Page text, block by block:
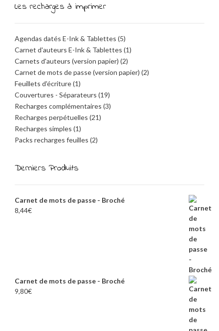
Les recharges à imprimer
Agendas datés E-Ink & Tablettes (5)
Carnet d'auteurs E-Ink & Tablettes (1)
Carnets d'auteurs (version papier) (2)
Carnet de mots de passe (version papier) (2)
Feuillets d'écriture(1)
Couvertures - Séparateurs (19)
Recharges complémentaires (3)
Recharges perpétuelles (21)
Recharges simples (1)
Packs recharges feuilles (2)
Derniers Produits
Carnet de mots de passe - Broché
8,44€
Carnet de mots de passe - Broché
9,80€